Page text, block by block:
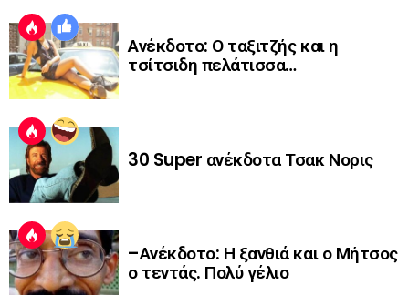
Ανέκδοτο: Ο ταξιτζής και η
τσίτσιδη πελάτισσα…
30 Super ανέκδοτα Τσακ Νορις
–Ανέκδοτο: Η ξανθιά και ο Μήτσος
ο τεντάς. Πολύ γέλιο